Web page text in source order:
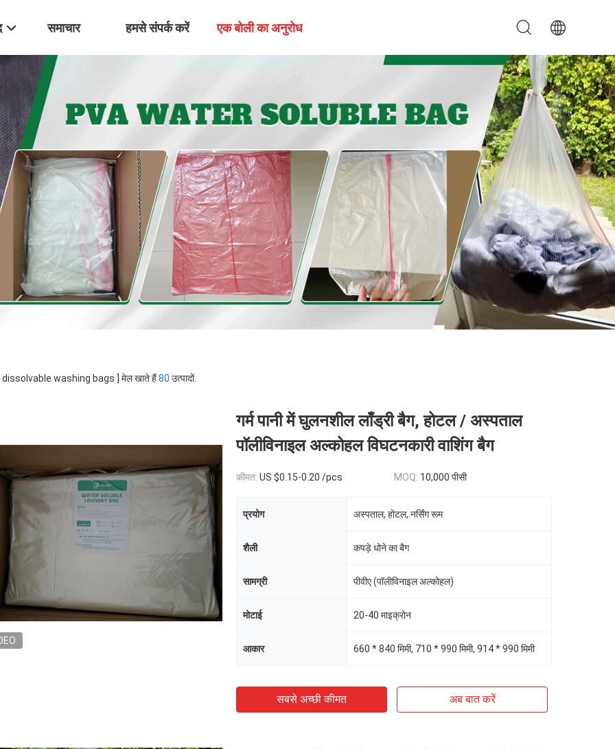
समाचार हमसे संपर्क करें एक बोली का अनुरोध
[ dissolvable washing bags ] मेल खाते हैं80 उत्पादों.
गर्म पानी में घुलनशील लाँड्री बैग, होटल / अस्पताल
पॉलीविनाइल अल्कोहल विघटनकारी वाशिंग बैग
कीमत: US $0.15-0.20 /pcs MOQ: 10,000 पीसी
प्रयोग अस्पताल, होटल, नर्सिंग रूम
शैली कपड़े धोने का बैग
सामग्री पीवीए (पॉलीविनाइल अल्कोहल)
मोटाई 20-40 माइक्रोन
आकार 660 * 840 मिमी, 710 * 990 मिमी, 914 * 990 मिमी
सबसे अच्छी कीमत अब बात करें